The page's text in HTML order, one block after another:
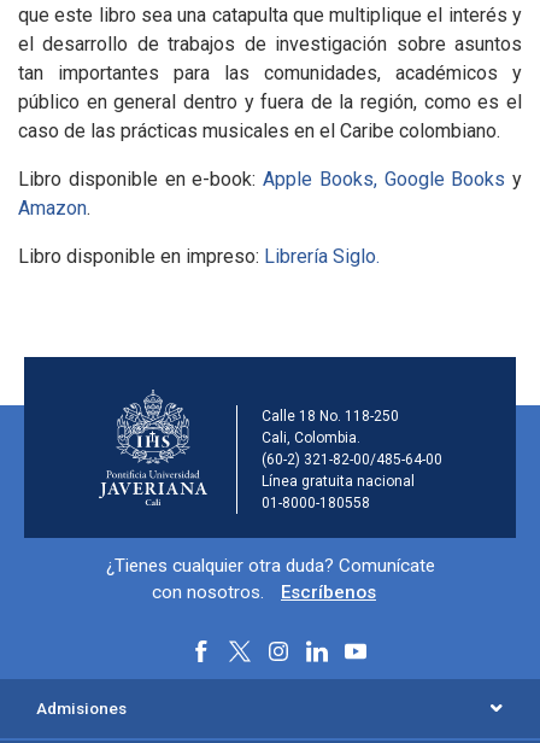
que este libro sea una catapulta que multiplique el interés y
el desarrollo de trabajos de investigación sobre asuntos
tan importantes para las comunidades, académicos y
público en general dentro y fuera de la región, como es el
caso de las prácticas musicales en el Caribe colombiano.
Libro disponible en e-book: Apple Books, Google Books y
Amazon.
Libro disponible en impreso: Librería Siglo.
Información de la
Calle 18 No. 118-250
Cali, Colombia.
(60-2) 321-82-00/485-64-00
Línea gratuita nacional
01-8000-180558
Información y redes sociales
¿Tienes cualquier otra duda? Comunícate
con nosotros.
Escríbenos
Menú principal del footer
Admisiones